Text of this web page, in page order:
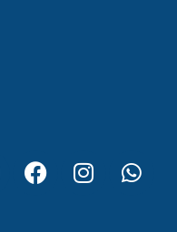
F
a
I
n
W
h